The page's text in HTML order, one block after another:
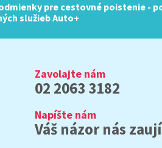
pre cestovné poistenie -
služieb Auto+
Zavolajte nám
02 2063 3182
Napíšte nám
Váš názor nás